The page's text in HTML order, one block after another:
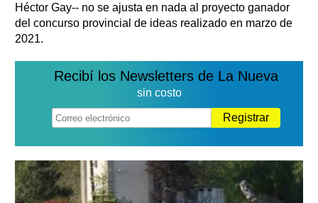
Héctor Gay-- no se ajusta en nada al proyecto ganador
del concurso provincial de ideas realizado en marzo de
2021.
Recibí los Newsletters de La Nueva
sin costo
Registrar